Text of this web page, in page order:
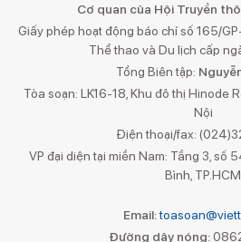
Cơ quan của Hội Truyền
Giấy phép hoạt động báo chí số 165/
Thể thao và Du lịch cấp
Tổng Biên tập:
Tòa soạn: LK16-18, Khu đô thị Hinode
Nội
Điện thoại/fax:
VP đại diện tại miền Nam: Tầng 3, số
Bình, TP.HCM
Email:
Đường dây nóng: